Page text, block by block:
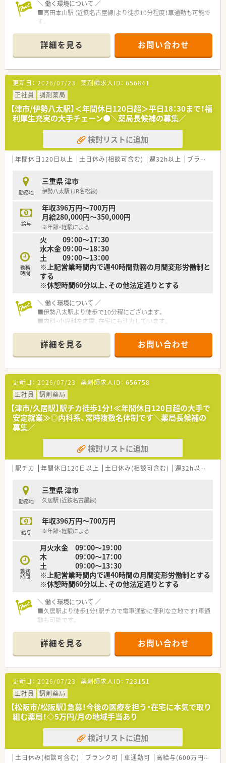
＼ 働く環境について ／
■高田本山駅 (近鉄名古屋線)より徒歩10分程度！車通勤も可能で
す。
す。
■薬剤師さんは複数名体制です。
＼ 教育・研修制度について ／
■薬剤師から広がるフィールドとチャンスをサポート！
薬剤師としてスキルアップする道だけではなく、
経営分野に進む道や、
薬剤師を育てる教育部門に進む道などもあります◎
■がんばった分だけ、夢に近づきます！
グループ独自の階層別OJT教育システムがあり、
必要な能力・スキル・マインドの育成を図っています。
年2回実施される習得度確認テストでステップアップ可能★
■年功序列ではなく、能力に応じた評価制度！
努力している方や能力がある方は最大限評価します！
キャリアアップやキャリアチェンジを会社でサポートしてい
ます。
＼ 働きやすさをサポート ／
■ワークライフバランスを向上するため、
様々な取り組みや制度を整えています。
長時間労働の抑制、年次有給休暇取得の促進など、
社員がいきいきと仕事ができ、活気ある職場づくりを行ってい
ます。
例/通勤手当、役職手当、時間外勤務手当、寒冷地手当、
出向手当、休日勤務手当、深夜勤務手当、赴任手当、
待機手当、年末年始手当、借上社宅制度など
＼ こんな会社です ／
■全国展開の薬局チェーンのグループ会社！
■多職種との連携を構築し、
地域のヘルスケアネットワークづくりに貢献しています！
■ 地域に密着した価値ある薬局づくりを目指しています！
「みんなの健康ステーション」をコンセプトに、
処方薬と一般大衆薬の飲み合わせや
健康管理全般についての相談もできるような店舗づくりに努
めています。
詳細を見る お問い合わせ
更新日： 2026/07/23 薬剤師求人ID： 656841
正社員
調剤薬局
【津市/伊勢八太駅】＜年間休日120日超＞平日18：30まで！福
利厚生充実の大手チェーン●＼薬局長候補の募集／
検討リストに追加
年間休日120日以上 土日休み(相談可含む) 週32h以上 ブランク可
勤務地
三重県 津市
伊勢八太駅 (JR名松線)
給与
年収396万円～700万円
月給280,000円～350,000円
※年齢・経験による
勤務
時間
火 09：00～17：30
水木金 09：00～18：30
土 09：00～13：00
※上記営業時間内で週40時間勤務の月間変形労働制と
する
※休憩時間60分以上、その他法定通りとする
＼ 働く環境について ／
■伊勢八太駅より徒歩で10分程にございます。
■内科・小児科を応需、在宅にも注力しています。
＼ 教育・研修制度について ／
■薬剤師から広がるフィールドとチャンスをサポート！
薬剤師としてスキルアップする道だけではなく、
経営分野に進む道や、
薬剤師を育てる教育部門に進む道などもあります◎
■がんばった分だけ、夢に近づきます！
グループ独自の階層別OJT教育システムがあり、
必要な能力・スキル・マインドの育成を図っています。
年2回実施される習得度確認テストでステップアップ可能★
努力している方や能力がある方は最大限評価します！
がんばった分だけ、思い描くキャリアに近づくことができ、
キャリアアップやキャリアチェンジを会社でサポートしてい
ます。
＼ 働きやすさをサポート ／
■ワークライフバランスを向上するため、
様々な取り組みや制度を整えています。
社員がいきいきと仕事ができ、活気ある職場づくりを行ってい
ます。
例/通勤手当、役職手当、時間外勤務手当、寒冷地手当、
出向手当、休日勤務手当、深夜勤務手当、赴任手当、
待機手当、年末年始手当、借上社宅制度など
＼ こんな会社です ／
■多職種との連携を構築し、
地域のヘルスケアネットワークづくりに貢献しています！
■ 地域に密着した価値ある薬局づくりを目指しています！
「みんなの健康ステーション」をコンセプトに、
処方薬と一般大衆薬の飲み合わせや
健康管理全般についての相談もできるような店舗づくりに努
めています。
詳細を見る お問い合わせ
更新日： 2026/07/23 薬剤師求人ID： 656758
正社員
調剤薬局
【津市/久居駅】駅チカ徒歩1分！≪年間休日120日超の大手で
安定就業≫◎内科系、常時複数名体制です＼薬局長候補の
募集／
検討リストに追加
駅チカ 年間休日120日以上 土日休み(相談可含む) 週32h以上
勤務地
三重県 津市
久居駅 (近鉄名古屋線)
給与
年収396万円～700万円
※年齢・経験による
勤務
時間
月火水金 09：00～19：00
木 09：00～17：00
土 09：00～13：30
※上記営業時間内で週40時間の月間変形労働制とする
※休憩時間60分以上、その他法定通りとする
＼ 働く環境について ／
■久居駅より徒歩1分！駅チカで電車通勤に便利な立地です！車通
勤も可能です。
■薬剤師さんは複数名体制です。
＼ 教育・研修制度について ／
■薬剤師から広がるフィールドとチャンスをサポート！
薬剤師としてスキルアップする道だけではなく、
経営分野に進む道や、
薬剤師を育てる教育部門に進む道などもあります◎
■がんばった分だけ、夢に近づきます！
グループ独自の階層別OJT教育システムがあり、
必要な能力・スキル・マインドの育成を図っています。
年2回実施される習得度確認テストでステップアップ可能★
■年功序列ではなく、能力に応じた評価制度！
努力している方や能力がある方は最大限評価します！
がんばった分だけ、思い描くキャリアに近づくことができ、
詳細を見る お問い合わせ
更新日： 2026/07/23 薬剤師求人ID： 723151
正社員
調剤薬局
【松阪市/松阪駅】急募！今後の医療を担う・在宅に本気で取り
組む薬局！◇5万円/月の地域手当あり
検討リストに追加
土日休み(相談可含む) ブランク可 車通勤可 高給与(600万円以上)